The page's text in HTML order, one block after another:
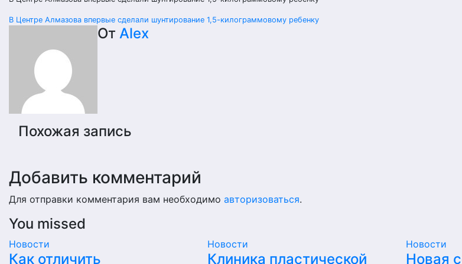
Навигация
записям
В Центре Алмазова впервые сделали шунтирование 1,5-килограммовому ребенку
От Alex
Похожая запись
Добавить комментарий
Для отправки комментария вам необходимо авторизоваться.
You missed
Новости
Как отличить
Новости
Клиника пластической
Новости
Новая